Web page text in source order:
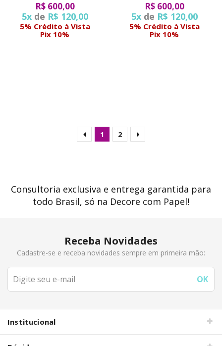
R$ 600,00
5xde R$ 120,00
5% Crédito à Vista
Pix 10%
R$ 600,00
5xde R$ 120,00
5% Crédito à Vista
Pix 10%
1 2
Consultoria exclusiva e entrega garantida para
todo Brasil, só na Decore com Papel!
Receba Novidades
Cadastre-se e receba novidades sempre em primeira mão:
Institucional